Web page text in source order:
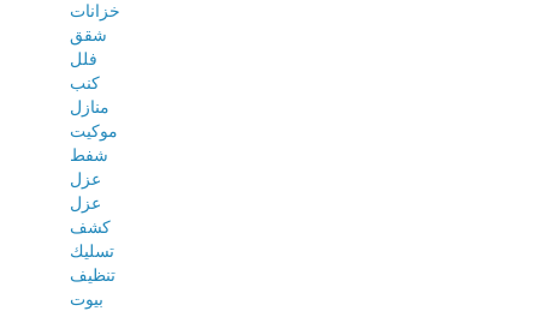
خزانات
شقق
فلل
كنب
منازل
موكيت
شفط
عزل
عزل
كشف
تسليك
تنظيف
بيوت